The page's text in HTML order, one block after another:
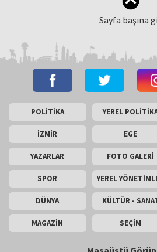
Sayfa başına
POLİTİKA YEREL
İZMİR EGE
YAZARLAR FOTO GALERİ
SPOR YEREL
DÜNYA KÜLTÜR -
MAGAZİN SEÇİM